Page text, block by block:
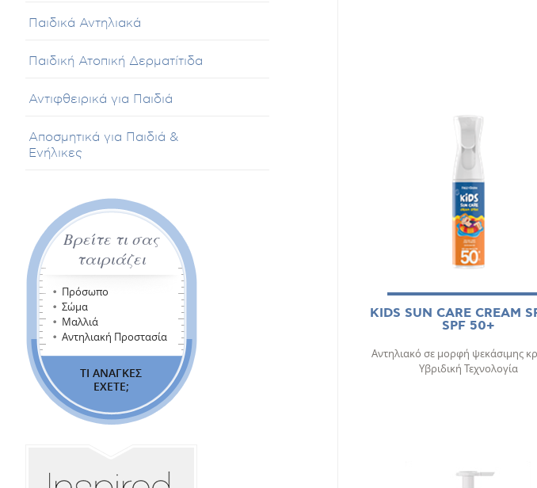
KIDS SUN CARE CREAM
SPF 50+
Αντηλιακό σε μορφή ψεκάσιμης
Υβριδική Τεχνολογία
Παιδικά Αντηλιακά
Παιδική Ατοπική Δερματίτιδα
Αντιφθειρικά για Παιδιά
Αποσμητικά για Παιδιά &
Ενήλικες
Βρείτε τι σας
ταιριάζει
Πρόσωπο
Σώμα
Μαλλιά
Αντηλιακή Προστασία
ΤΙ ΑΝΑΓΚΕΣ
ΕΧΕΤΕ;